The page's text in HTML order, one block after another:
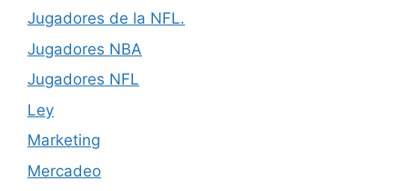
Jugadores de la NFL.
Jugadores NBA
Jugadores NFL
Ley
Marketing
Mercadeo